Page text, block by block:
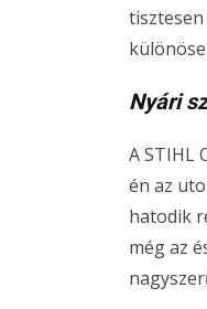
Nyári
A STIHL
én az
hatodik
még az